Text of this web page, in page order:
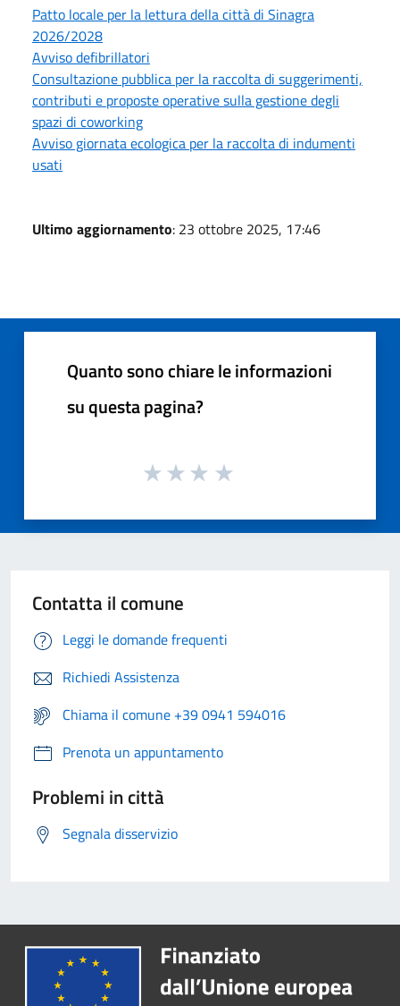
Patto locale per la lettura della città di Sinagra
2026/2028
Avviso defibrillatori
Consultazione pubblica per la raccolta di suggerimenti,
contributi e proposte operative sulla gestione degli
spazi di coworking
Avviso giornata ecologica per la raccolta di indumenti
usati
Ultimo aggiornamento: 23 ottobre 2025, 17:46
Quanto sono chiare le informazioni
su questa pagina?
Contatta il comune
Leggi le domande frequenti
Richiedi Assistenza
Chiama il comune +39 0941 594016
Prenota un appuntamento
Problemi in città
Segnala disservizio